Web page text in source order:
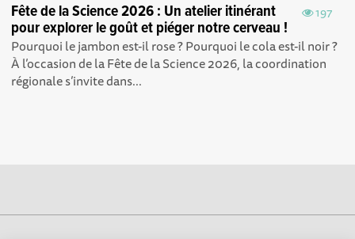
197
Fête de la Science 2026 : Un atelier itinérant
pour explorer le goût et piéger notre cerveau !
Pourquoi le jambon est-il rose ? Pourquoi le cola est-il noir ?
À l’occasion de la Fête de la Science 2026, la coordination
régionale s’invite dans...